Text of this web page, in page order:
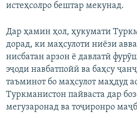
истеҳсолро бештар мекунад.
Дар ҳамин ҳол, ҳукумати
дорад, ки маҳсулоти ниёзи
нисбатан арзон ё давлатӣ
эҷоди навбатпойӣ ва баҳсу
таъминот бо маҳсулот маҳдуд
Туркманистон пайваста дар
мегузаронад ва тоҷиронро